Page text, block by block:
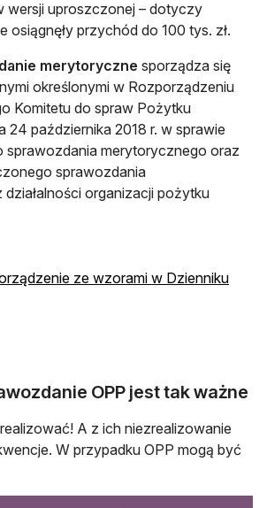
wersji uproszczonej – dotyczy
osiągnęły przychód do 100 tys. zł.
merytoryczne sporządza się
określonymi w Rozporządzeniu
Komitetu do spraw Pożytku
24 października 2018 r. w sprawie
merytorycznego oraz
sprawozdania
organizacji pożytku
ze wzorami w Dzienniku
się w nowej karcie
OPP jest tak ważne
A z ich niezrealizowanie
W przypadku OPP mogą być